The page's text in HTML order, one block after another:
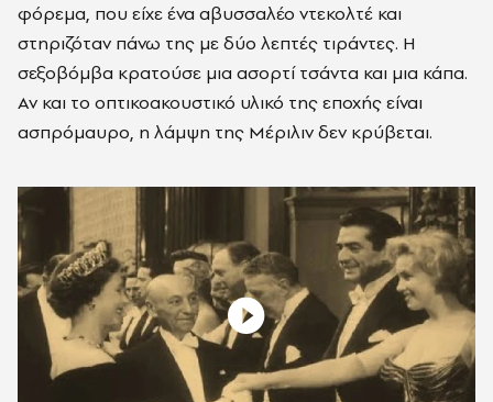
φόρεμα, που είχε ένα αβυσσαλέο ντεκολτέ και
στηριζόταν πάνω της με δύο λεπτές τιράντες. Η
σεξοβόμβα κρατούσε μια ασορτί τσάντα και μια κάπα.
Αν και το οπτικοακουστικό υλικό της εποχής είναι
ασπρόμαυρο, η λάμψη της Μέριλιν δεν κρύβεται.